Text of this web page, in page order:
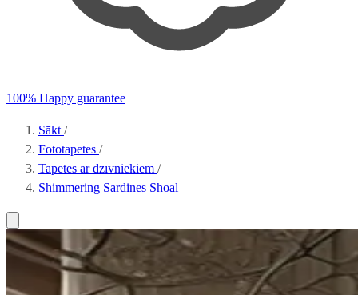
100% Happy guarantee
Sākt /
Fototapetes /
Tapetes ar dzīvniekiem /
Shimmering Sardines Shoal